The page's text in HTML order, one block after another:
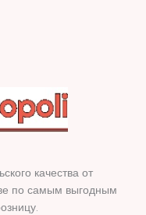
качества от
по самым выгодным